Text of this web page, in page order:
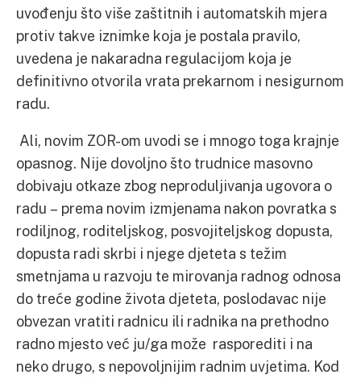
uvođenju što više zaštitnih i automatskih mjera
protiv takve iznimke koja je postala pravilo,
uvedena je nakaradna regulacijom koja je
definitivno otvorila vrata prekarnom i nesigurnom
radu.
Ali, novim ZOR-om uvodi se i mnogo toga krajnje
opasnog. Nije dovoljno što trudnice masovno
dobivaju otkaze zbog neproduljivanja ugovora o
radu – prema novim izmjenama nakon povratka s
rodiljnog, roditeljskog, posvojiteljskog dopusta,
dopusta radi skrbi i njege djeteta s težim
smetnjama u razvoju te mirovanja radnog odnosa
do treće godine života djeteta, poslodavac nije
obvezan vratiti radnicu ili radnika na prethodno
radno mjesto već ju/ga može rasporediti i na
neko drugo, s nepovoljnijim radnim uvjetima. Kod